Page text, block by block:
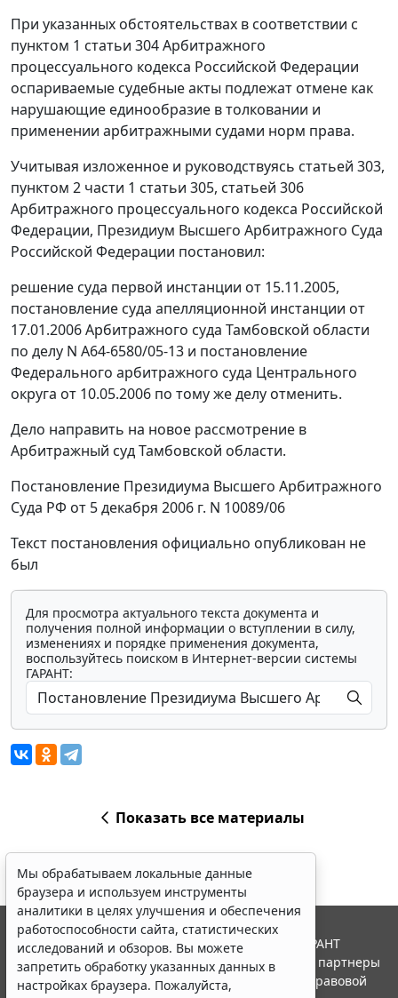
При указанных обстоятельствах в соответствии с
пунктом 1 статьи 304 Арбитражного
процессуального кодекса Российской Федерации
оспариваемые судебные акты подлежат отмене как
нарушающие единообразие в толковании и
применении арбитражными судами норм права.
Учитывая изложенное и руководствуясь статьей 303,
пунктом 2 части 1 статьи 305, статьей 306
Арбитражного процессуального кодекса Российской
Федерации, Президиум Высшего Арбитражного Суда
Российской Федерации постановил:
решение суда первой инстанции от 15.11.2005,
постановление суда апелляционной инстанции от
17.01.2006 Арбитражного суда Тамбовской области
по делу N А64-6580/05-13 и постановление
Федерального арбитражного суда Центрального
округа от 10.05.2006 по тому же делу отменить.
Дело направить на новое рассмотрение в
Арбитражный суд Тамбовской области.
Постановление Президиума Высшего Арбитражного
Суда РФ от 5 декабря 2006 г. N 10089/06
Текст постановления официально опубликован не
был
Для просмотра актуального текста документа и
получения полной информации о вступлении в силу,
изменениях и порядке применения документа,
воспользуйтесь поиском в Интернет-версии системы
ГАРАНТ:
Показать все материалы
Мы обрабатываем локальные данные
браузера и используем инструменты
аналитики в целях улучшения и обеспечения
работоспособности сайта, статистических
исследований и обзоров. Вы можете
запретить обработку указанных данных в
настройках браузера. Пожалуйста,
© ООО "НПП "ГАРАНТ-СЕРВИС", 2026. Система ГАРАНТ
выпускается с 1990 года. Компания "Гарант" и ее партнеры
являются участниками Российской ассоциации правовой